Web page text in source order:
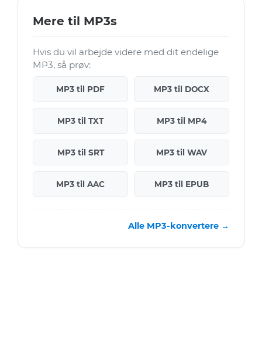
Mere til MP3s
Hvis du vil arbejde videre med dit endelige
MP3, så prøv:
MP3 til PDF MP3 til DOCX
MP3 til TXT MP3 til MP4
MP3 til SRT MP3 til WAV
MP3 til AAC MP3 til EPUB
Alle MP3-konvertere →